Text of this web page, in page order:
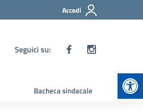
Accedi
Seguici su:
Bacheca sindacale